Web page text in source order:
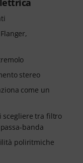
stereo
come un
scegliere tra filtro
banda
poliritmiche